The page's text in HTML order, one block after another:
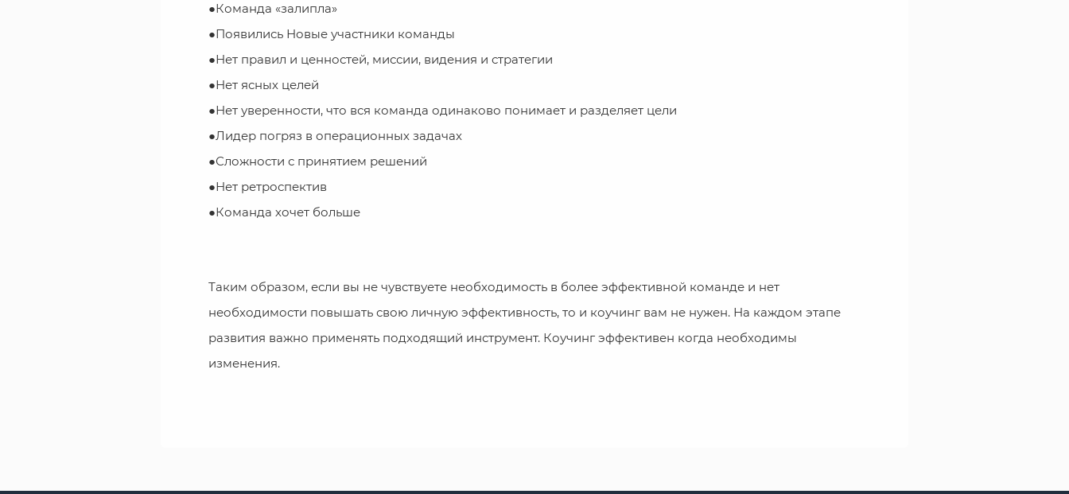
●Команда «залипла»
●Появились Новые участники команды
●Нет правил и ценностей, миссии, видения и стратегии
●Нет ясных целей
●Нет уверенности, что вся команда одинаково понимает и разделяет цели
●Лидер погряз в операционных задачах
●Сложности с принятием решений
●Нет ретроспектив
●Команда хочет больше
Таким образом, если вы не чувствуете необходимость в более эффективной команде и нет
необходимости повышать свою личную эффективность, то и коучинг вам не нужен. На каждом этапе
развития важно применять подходящий инструмент. Коучинг эффективен когда необходимы
изменения.